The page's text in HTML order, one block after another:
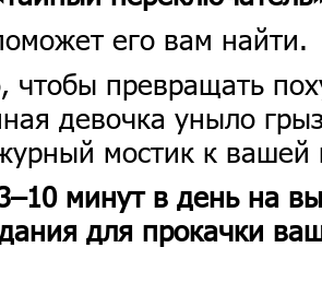
его вам найти.
чтобы превращать
девочка уныло
мостик к вашей
минут в день на
для прокачки